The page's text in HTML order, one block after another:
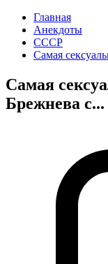
Главная
Анекдоты
СССР
Самая
Самая
Брежнева с...